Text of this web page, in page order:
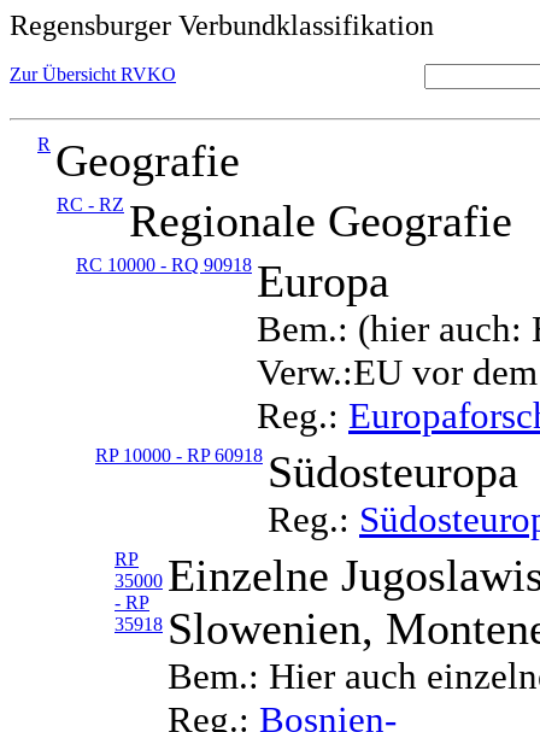
Regensburger Verbundklassifikation
Zur Übersicht RVKO
R Geografie
RC - RZ Regionale Geografie
RC 10000 - RQ 90918 Europa
Bem.: (hier auch:
Verw.:EU vor
Reg.:
RP 10000 - RP 60918 Südosteuropa
Reg.:
RP
35000
- RP
35918
Einzelne
Slowenien,
Bem.: Hier auch
Reg.: Bosnien-